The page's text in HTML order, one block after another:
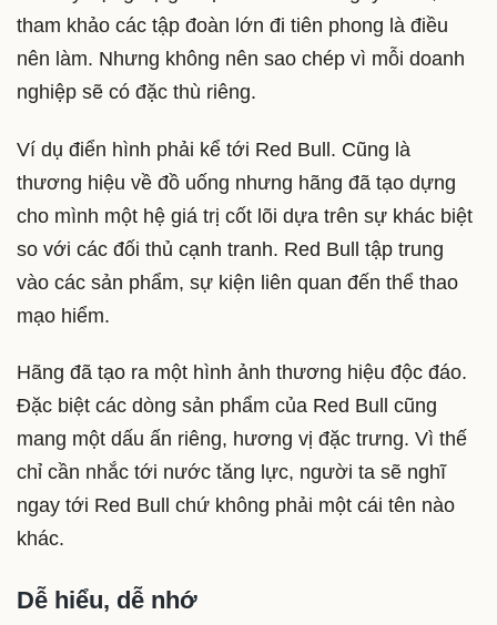
tham khảo các tập đoàn lớn đi tiên phong là điều
nên làm. Nhưng không nên sao chép vì mỗi doanh
nghiệp sẽ có đặc thù riêng.
Ví dụ điển hình phải kể tới Red Bull. Cũng là
thương hiệu về đồ uống nhưng hãng đã tạo dựng
cho mình một hệ giá trị cốt lõi dựa trên sự khác biệt
so với các đối thủ cạnh tranh. Red Bull tập trung
vào các sản phẩm, sự kiện liên quan đến thể thao
mạo hiểm.
Hãng đã tạo ra một hình ảnh thương hiệu độc đáo.
Đặc biệt các dòng sản phẩm của Red Bull cũng
mang một dấu ấn riêng, hương vị đặc trưng. Vì thế
chỉ cần nhắc tới nước tăng lực, người ta sẽ nghĩ
ngay tới Red Bull chứ không phải một cái tên nào
khác.
Dễ hiểu, dễ nhớ